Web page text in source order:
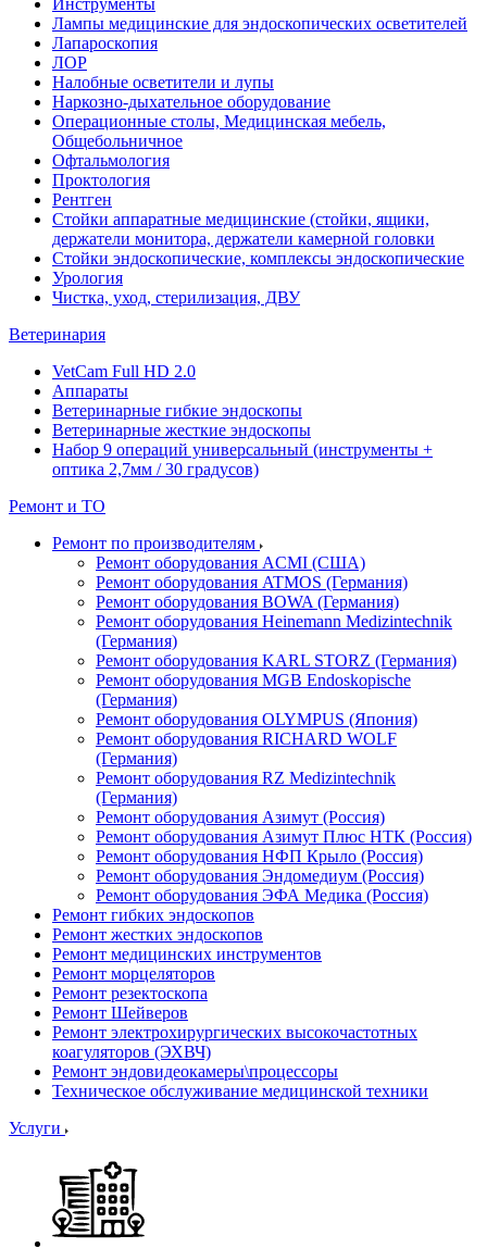
Инструменты
Лампы медицинские для эндоскопических осветителей
Лапароскопия
ЛОР
Налобные осветители и лупы
Наркозно-дыхательное оборудование
Операционные столы, Медицинская мебель,
Общебольничное
Офтальмология
Проктология
Рентген
Стойки аппаратные медицинские (стойки, ящики,
держатели монитора, держатели камерной головки
Стойки эндоскопические, комплексы эндоскопические
Урология
Чистка, уход, стерилизация, ДВУ
Ветеринария
VetCam Full HD 2.0
Аппараты
Ветеринарные гибкие эндоскопы
Ветеринарные жесткие эндоскопы
Набор 9 операций универсальный (инструменты +
оптика 2,7мм / 30 градусов)
Ремонт и ТО
Ремонт по производителям
Ремонт оборудования ACMI (США)
Ремонт оборудования ATMOS (Германия)
Ремонт оборудования BOWA (Германия)
Ремонт оборудования Heinemann Medizintechnik
(Германия)
Ремонт оборудования KARL STORZ (Германия)
Ремонт оборудования MGB Endoskopische
(Германия)
Ремонт оборудования OLYMPUS (Япония)
Ремонт оборудования RICHARD WOLF
(Германия)
Ремонт оборудования RZ Medizintechnik
(Германия)
Ремонт оборудования Азимут (Россия)
Ремонт оборудования Азимут Плюс НТК (Россия)
Ремонт оборудования НФП Крыло (Россия)
Ремонт оборудования Эндомедиум (Россия)
Ремонт оборудования ЭФА Медика (Россия)
Ремонт гибких эндоскопов
Ремонт жестких эндоскопов
Ремонт медицинских инструментов
Ремонт морцеляторов
Ремонт резектоскопа
Ремонт Шейверов
Ремонт электрохирургических высокочастотных
коагуляторов (ЭХВЧ)
Ремонт эндовидеокамеры\процессоры
Техническое обслуживание медицинской техники
Услуги